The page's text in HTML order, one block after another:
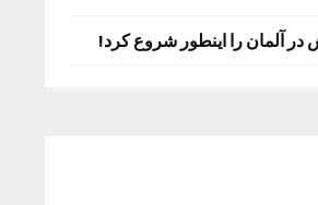
آلمان را اینطور شروع کرد!